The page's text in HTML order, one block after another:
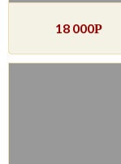
18 000Р